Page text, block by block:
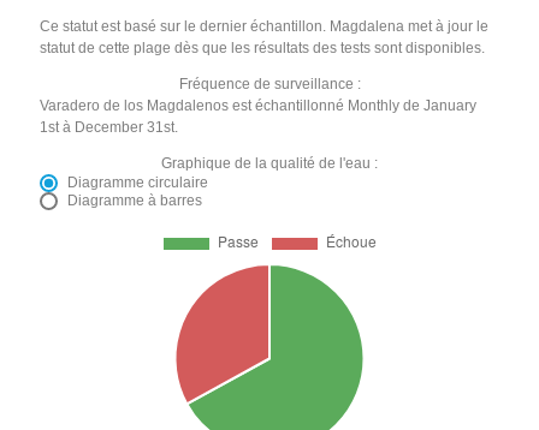
Ce statut est basé sur le dernier échantillon. Magdalena met à jour le
statut de cette plage dès que les résultats des tests sont disponibles.
Fréquence de surveillance :
Varadero de los Magdalenos est échantillonné Monthly de January
1st à December 31st.
Graphique de la qualité de l'eau :
Diagramme circulaire
Diagramme à barres